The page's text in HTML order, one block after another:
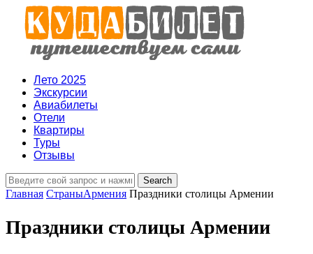
Лето 2025
Экскурсии
Авиабилеты
Отели
Квартиры
Туры
Отзывы
Главная СтраныАрмения Праздники столицы Армении
Праздники столицы Армении